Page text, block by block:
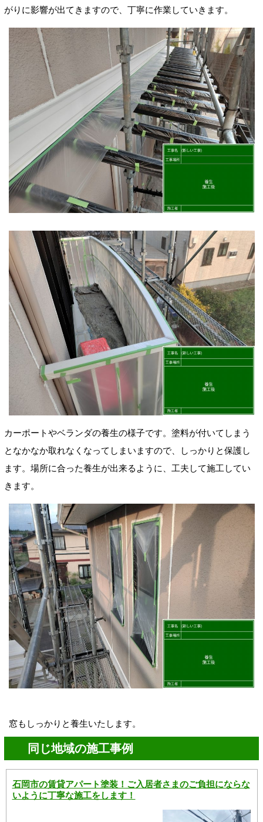
がりに影響が出てきますので、丁寧に作業していきます。
カーポートやベランダの養生の様子です。塗料が付いてしまう
となかなか取れなくなってしまいますので、しっかりと保護し
ます。場所に合った養生が出来るように、工夫して施工してい
きます。
窓もしっかりと養生いたします。
同じ地域の施工事例
石岡市の賃貸アパート塗装！ご入居者さまのご負担にならな
いように丁寧な施工をします！